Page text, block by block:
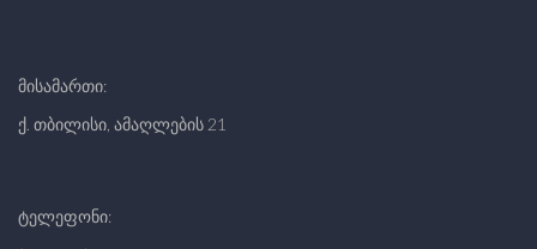
მისამართი:
ქ. თბილისი, ამაღლების 21
ტელეფონი: